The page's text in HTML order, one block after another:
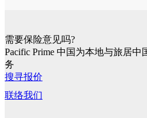
需要保险意见吗?
Pacific Prime 中国为本地与旅居
务
搜寻报价
联络我们